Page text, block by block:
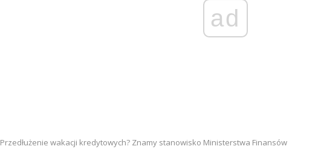
ad
Przedłużenie wakacji kredytowych? Znamy stanowisko Ministerstwa Finansów